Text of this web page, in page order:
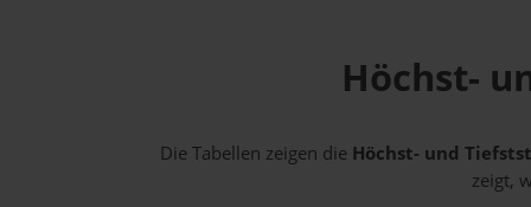
Höchst-
Die Tabellen zeigen die Höchst- und
zeigt,